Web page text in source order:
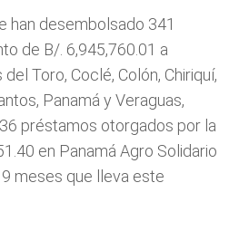
han desembolsado 341
de B/. 6,945,760.01 a
Toro, Coclé, Colón, Chiriquí,
Panamá y Veraguas,
préstamos otorgados por la
en Panamá Agro Solidario
meses que lleva este